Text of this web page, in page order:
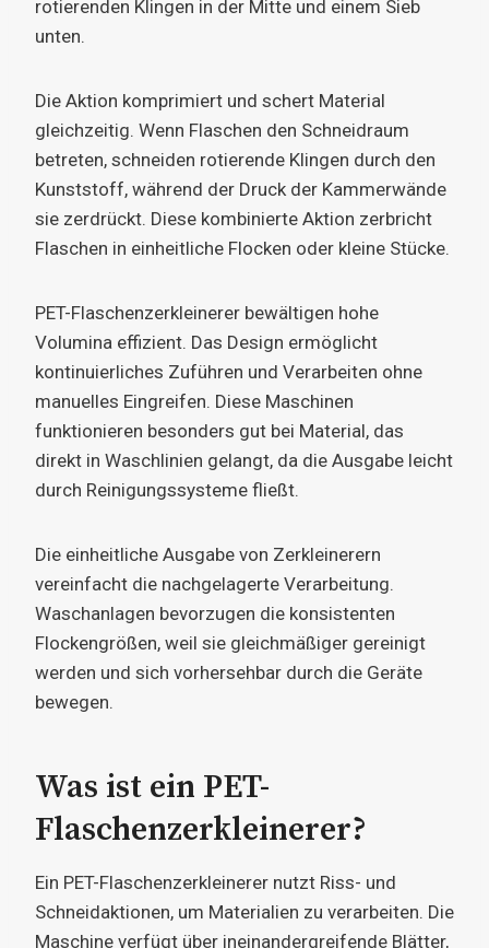
rotierenden Klingen in der Mitte und einem Sieb
unten.
Die Aktion komprimiert und schert Material
gleichzeitig. Wenn Flaschen den Schneidraum
betreten, schneiden rotierende Klingen durch den
Kunststoff, während der Druck der Kammerwände
sie zerdrückt. Diese kombinierte Aktion zerbricht
Flaschen in einheitliche Flocken oder kleine Stücke.
PET-Flaschenzerkleinerer bewältigen hohe
Volumina effizient. Das Design ermöglicht
kontinuierliches Zuführen und Verarbeiten ohne
manuelles Eingreifen. Diese Maschinen
funktionieren besonders gut bei Material, das
direkt in Waschlinien gelangt, da die Ausgabe leicht
durch Reinigungssysteme fließt.
Die einheitliche Ausgabe von Zerkleinerern
vereinfacht die nachgelagerte Verarbeitung.
Waschanlagen bevorzugen die konsistenten
Flockengrößen, weil sie gleichmäßiger gereinigt
werden und sich vorhersehbar durch die Geräte
bewegen.
Was ist ein PET-
Flaschenzerkleinerer?
Ein PET-Flaschenzerkleinerer nutzt Riss- und
Schneidaktionen, um Materialien zu verarbeiten. Die
Maschine verfügt über ineinandergreifende Blätter,